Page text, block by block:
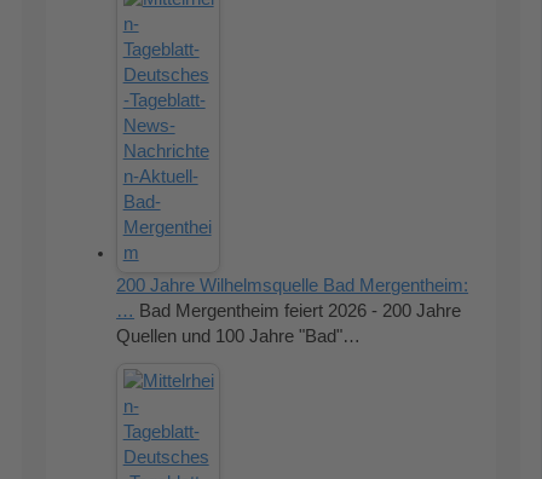
200 Jahre Wilhelmsquelle Bad Mergentheim:
… Bad Mergentheim feiert 2026 - 200 Jahre
Quellen und 100 Jahre "Bad"…